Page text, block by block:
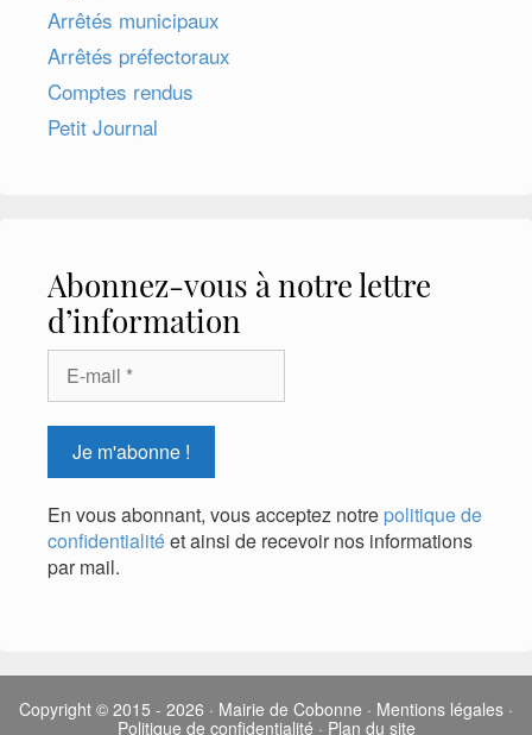
Arrêtés municipaux
Arrêtés préfectoraux
Comptes rendus
Petit Journal
Abonnez-vous à notre lettre
d’information
En vous abonnant, vous acceptez notre politique de
confidentialitéet ainsi de recevoir nos informations
par mail.
Copyright © 2015 - 2026 · Mairie de Cobonne · Mentions légales ·
Politique de confidentialité · Plan du site